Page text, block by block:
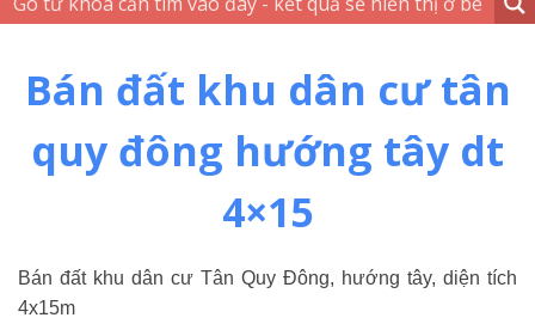
Bán đất khu dân cư tân
quy đông hướng tây dt
4×15
Bán đất khu dân cư Tân Quy Đông, hướng tây, diện tích
4x15m